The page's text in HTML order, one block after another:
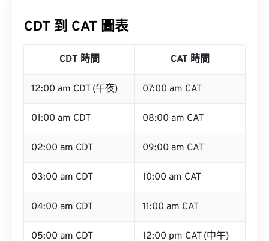
CDT 到 CAT 圖表
CDT 時間 CAT 時間
12:00 am CDT (午夜) 07:00 am CAT
01:00 am CDT 08:00 am CAT
02:00 am CDT 09:00 am CAT
03:00 am CDT 10:00 am CAT
04:00 am CDT 11:00 am CAT
05:00 am CDT 12:00 pm CAT (中午)